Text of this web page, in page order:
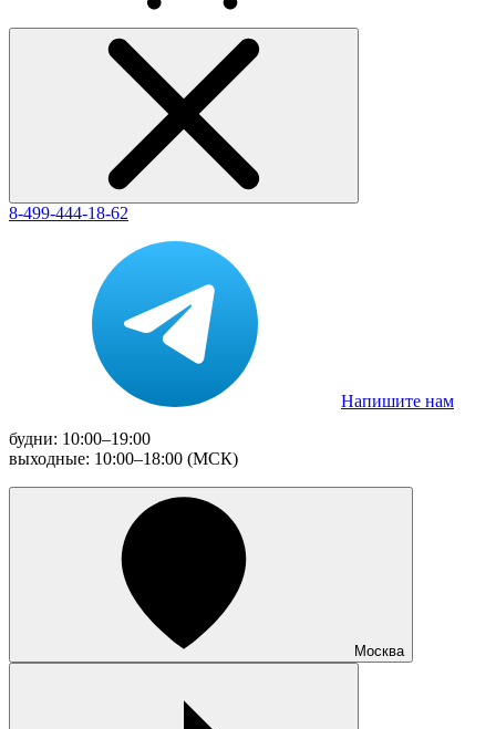
8-499-444-18-62
Напишите нам
будни: 10:00–19:00
выходные: 10:00–18:00 (МСК)
Москва